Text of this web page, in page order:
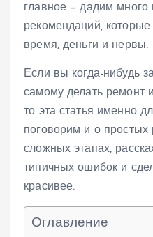
главное – дадим много
рекомендаций, которые
время, деньги и нервы.
Если вы когда-нибудь
самому делать ремонт
то эта статья именно
поговорим и о простых
сложных этапах,
типичных ошибок и
красивее.
Оглавление